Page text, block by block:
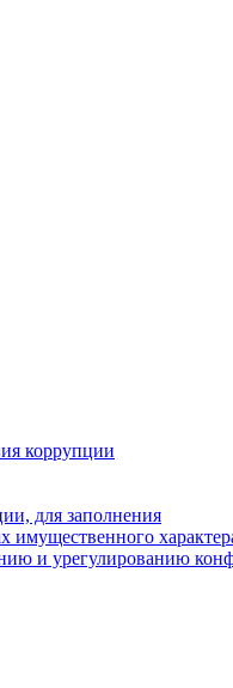
коррупции
для заполнения
имущественного
и урегулированию